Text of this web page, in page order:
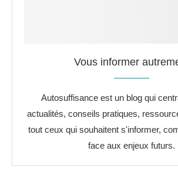
Vous informer
Autosuffisance est un blog qui
actualités, conseils pratiques,
tout ceux qui souhaitent s'informer,
face aux enjeux futurs.